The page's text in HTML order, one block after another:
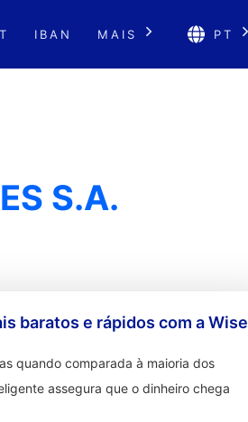
IBAN MAIS PT
S.A.
baratos e rápidos com a Wise
quando comparada à maioria dos
assegura que o dinheiro chega